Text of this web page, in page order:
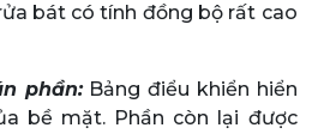
bát có tính đồng bộ rất cao
phần:Bảng điểu khiển hiển
bề mặt. Phần còn lại được